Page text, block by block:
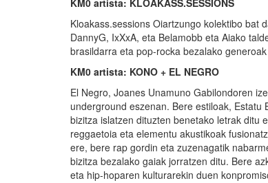
KM0 artista: KLOAKASS.SESSIONS
Kloakass.sessions Oiartzungo kolektibo bat
DannyG, IxXxA, eta Belamobb eta Aiako
brasildarra eta pop-rocka bezalako
KM0 artista: KONO + EL NEGRO
El Negro, Joanes Unamuno Gabilondoren
underground eszenan. Bere estiloak,
bizitza islatzen dituzten benetako letrak ditu
reggaetoia eta elementu akustikoak
ere, bere rap gordin eta zuzenagatik
bizitza bezalako gaiak jorratzen ditu. Bere
eta hip-hoparen kulturarekin duen